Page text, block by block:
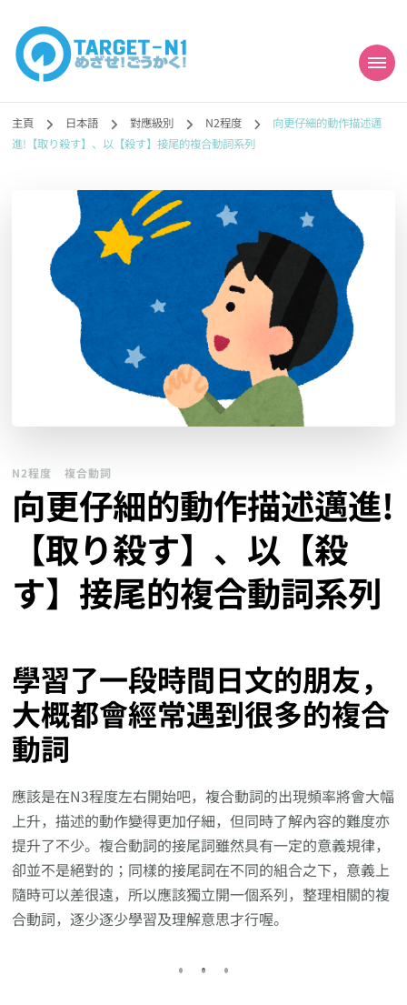
目標!!日本語能力試
N1合格
勉強コンテンツも追加予定!!】
主頁 日本語 對應級別 N2程度
向更仔細的動作描述邁
進!【取り殺す】、以【殺す】接尾的複合動詞系列
N2程度 複合動詞
向更仔細的動作描述邁進!
【取り殺す】、以【殺
す】接尾的複合動詞系列
學習了一段時間日文的朋友，
大概都會經常遇到很多的複合
動詞
應該是在N3程度左右開始吧，複合動詞的出現頻率將會大幅
上升，描述的動作變得更加仔細，但同時了解內容的難度亦
提升了不少。複合動詞的接尾詞雖然具有一定的意義規律，
卻並不是絕對的；同樣的接尾詞在不同的組合之下，意義上
隨時可以差很遠，所以應該獨立開一個系列，整理相關的複
合動詞，逐少逐少學習及理解意思才行喔。